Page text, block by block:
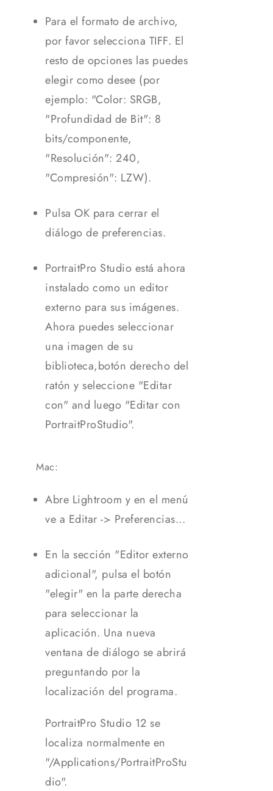
Para el formato de archivo,
por favor selecciona TIFF. El
resto de opciones las puedes
elegir como desee (por
ejemplo: "Color: SRGB,
"Profundidad de Bit": 8
bits/componente,
"Resolución": 240,
"Compresión": LZW).
Pulsa OK para cerrar el
diálogo de preferencias.
PortraitPro Studio está ahora
instalado como un editor
externo para sus imágenes.
Ahora puedes seleccionar
una imagen de su
biblioteca,botón derecho del
ratón y seleccione "Editar
con" and luego "Editar con
PortraitProStudio".
Mac:
Abre Lightroom y en el menú
ve a Editar -> Preferencias...
En la sección "Editor externo
adicional", pulsa el botón
"elegir" en la parte derecha
para seleccionar la
aplicación. Una nueva
ventana de diálogo se abrirá
preguntando por la
localización del programa.
PortraitPro Studio 12 se
localiza normalmente en
"/Applications/PortraitProStu
dio".